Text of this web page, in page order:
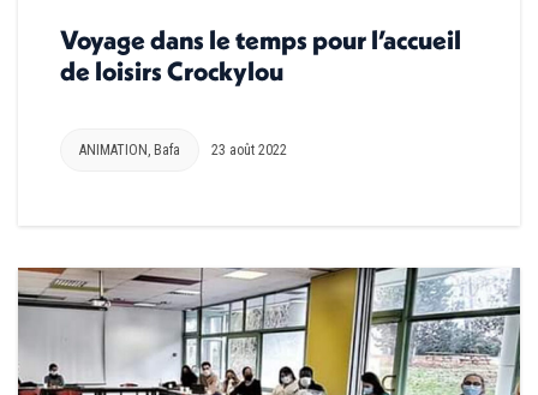
Voyage dans le temps pour l’accueil
de loisirs Crockylou
ANIMATION , Bafa 23 août 2022